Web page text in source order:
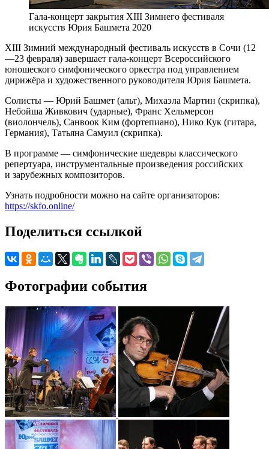
Гала-концерт закрытия XIII Зимнего фестиваля
искусств Юрия Башмета 2020
XIII Зимний международный фестиваль искусств в Сочи (12
—23 февраля) завершает гала-концерт Всероссийского
юношеского симфонического оркестра под управлением
дирижёра и художественного руководителя Юрия Башмета.
Солисты — Юрий Башмет (альт), Михаэла Мартин (скрипка),
Небойша Живкович (ударные), Франс Хельмерсон
(виолончель), Санвоок Ким (фортепиано), Нико Кук (гитара,
Германия), Татьяна Самуил (скрипка).
В программе — симфонические шедевры классического
репертуара, инструментальные произведения российских
и зарубежных композиторов.
Узнать подробности можно на сайте организаторов:
https://skfo.online/
Поделиться ссылкой
Фотографии события